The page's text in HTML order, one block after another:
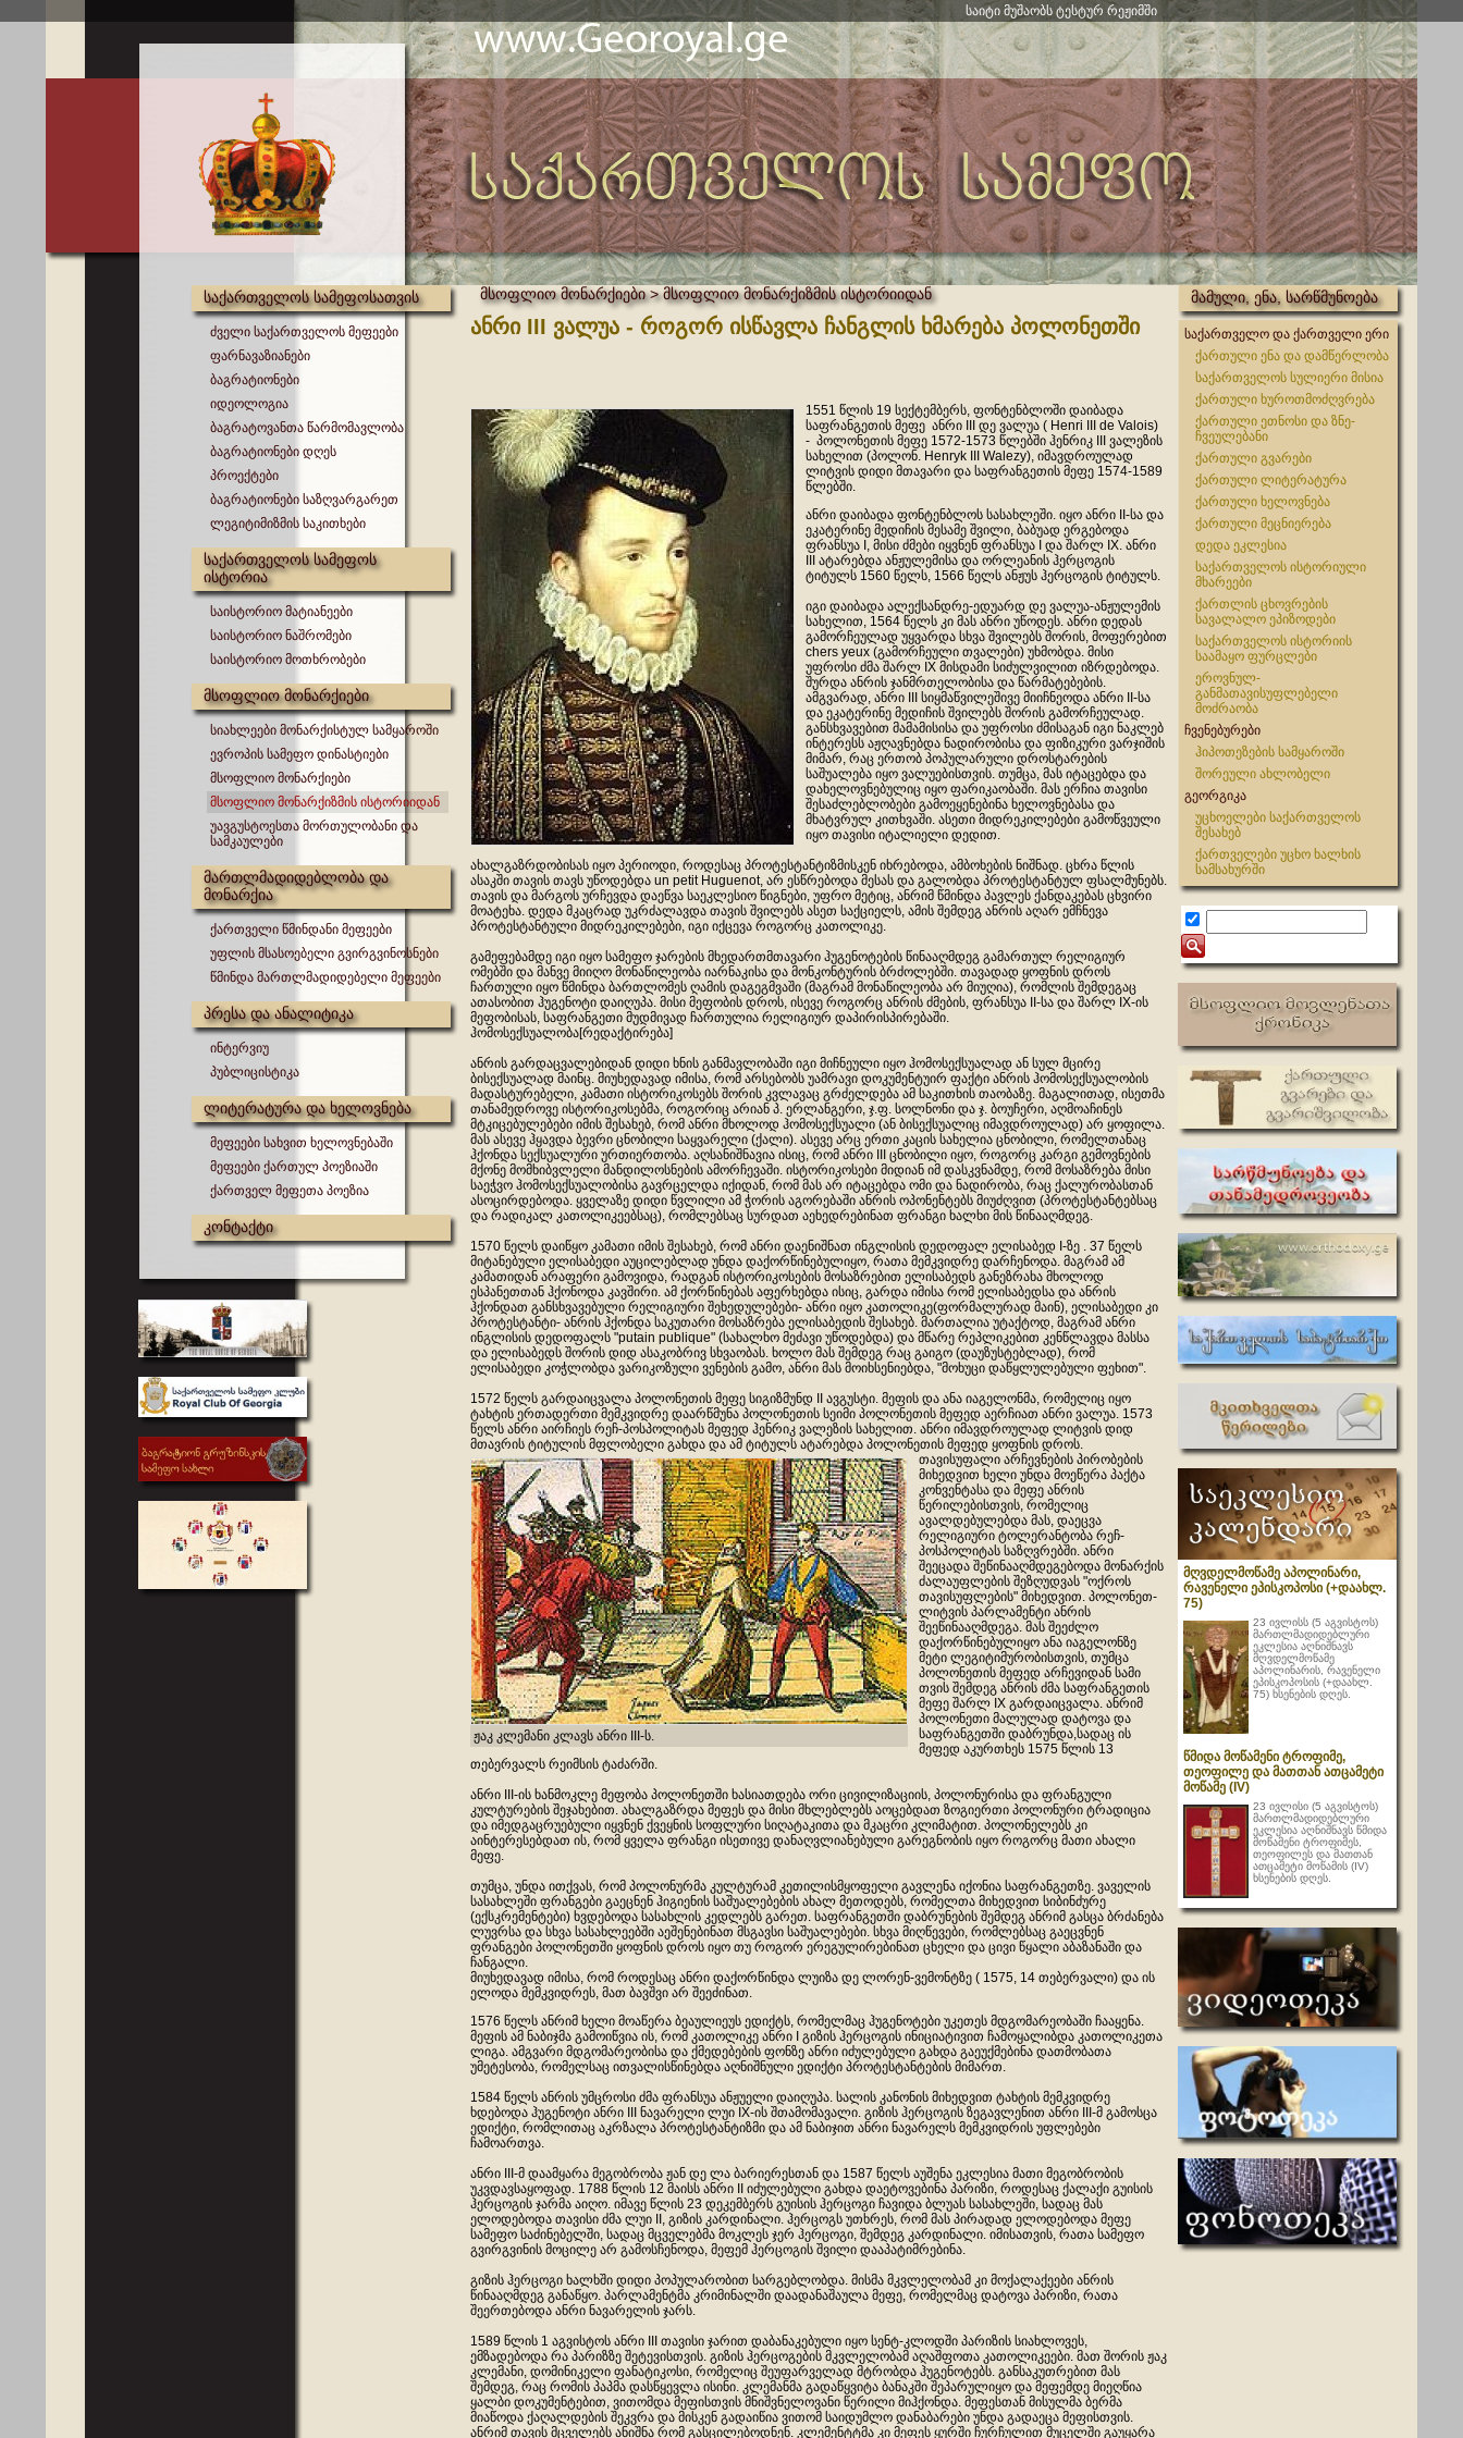
საიტი მუშაობს ტესტურ რეჟიმში
საქართველოს სამეფოსათვის
ძველი საქართველოს მეფეები
ფარნავაზიანები
ბაგრატიონები
იდეოლოგია
ბაგრატოვანთა წარმომავლობა
ბაგრატიონები დღეს
პროექტები
ბაგრატიონები საზღვარგარეთ
ლეგიტიმიზმის საკითხები
საქართველოს სამეფოს
ისტორია
საისტორიო მატიანეები
საისტორიო ნაშრომები
საისტორიო მოთხრობები
მსოფლიო მონარქიები
სიახლეები მონარქისტულ სამყაროში
ევროპის სამეფო დინასტიები
მსოფლიო მონარქიები
მსოფლიო მონარქიზმის ისტორიიდან
უავგუსტოესთა მორთულობანი და
სამკაულები
მართლმადიდებლობა და
მონარქია
ქართველი წმინდანი მეფეები
უფლის მსასოებელი გვირგვინოსნები
წმინდა მართლმადიდებელი მეფეები
პრესა და ანალიტიკა
ინტერვიუ
პუბლიცისტიკა
ლიტერატურა და ხელოვნება
მეფეები სახვით ხელოვნებაში
მეფეები ქართულ პოეზიაში
ქართველ მეფეთა პოეზია
კონტაქტი
მსოფლიო მონარქიები > მსოფლიო მონარქიზმის ისტორიიდან
ანრი III ვალუა - როგორ ისწავლა ჩანგლის ხმარება პოლონეთში
1551 წლის 19 სექტემბერს, ფონტენბლოში დაიბადა
საფრანგეთის მეფე ანრი III დე ვალუა ( Henri III de Valois)
- პოლონეთის მეფე 1572-1573 წლებში ჰენრიკ III ვალეზის
სახელით (პოლონ. Henryk III Walezy), იმავდროულად
ლიტვის დიდი მთავარი და საფრანგეთის მეფე 1574-1589
წლებში.
ანრი დაიბადა ფონტენბლოს სასახლეში. იყო ანრი II-სა და
ეკატერინე მედიჩის მესამე შვილი, ბაბუად ერგებოდა
ფრანსუა I, მისი ძმები იყვნენ ფრანსუა I და შარლ IX. ანრი
III ატარებდა ანჟულემისა და ორლეანის ჰერცოგის
ტიტულს 1560 წელს, 1566 წელს ანჟუს ჰერცოგის ტიტულს.
იგი დაიბადა ალექსანდრე-ედუარდ დე ვალუა-ანჟულემის
სახელით, 1564 წელს კი მას ანრი უწოდეს. ანრი დედას
გამორჩეულად უყვარდა სხვა შვილებს შორის, მოფერებით
chers yeux (გამორჩეული თვალები) უხმობდა. მისი
უფროსი ძმა შარლ IX მისდამი სიძულვილით იზრდებოდა.
შურდა ანრის ჯანმრთელობისა და წარმატებების.
ამგვარად, ანრი III სიყმაწვილეშივე მიიჩნეოდა ანრი II-სა
და ეკატერინე მედიჩის შვილებს შორის გამორჩეულად.
განსხვავებით მამამისისა და უფროსი ძმისაგან იგი ნაკლებ
ინტერესს აჟღავნებდა ნადირობისა და ფიზიკური ვარჯიშის
მიმარ, რაც ერთობ პოპულარული დროსტარების
საშუალება იყო ვალუებისთვის. თუმცა, მას იტაცებდა და
დახელოვნებულიც იყო ფარიკაობაში. მას ერჩია თავისი
შესაძლებლობები გამოეყენებინა ხელოვნებასა და
მხატვრულ კითხვაში. ასეთი მიდრეკილებები გამოწვეული
იყო თავისი იტალიელი დედით.
ახალგაზრდობისას იყო პერიოდი, როდესაც პროტესტანტიზმისკენ იხრებოდა, ამბოხების ნიშნად. ცხრა წლის
ასაკში თავის თავს უწოდებდა un petit Huguenot, არ ესწრებოდა მესას და გალობდა პროტესტანტულ ფსალმუნებს.
თავის და მარგოს ურჩევდა დაეწვა საეკლესიო წიგნები, უფრო მეტიც, ანრიმ წმინდა პავლეს ქანდაკებას ცხვირი
მოატეხა. დედა მკაცრად უკრძალავდა თავის შვილებს ასეთ საქციელს, ამის შემდეგ ანრის აღარ ემჩნევა
პროტესტანტული მიდრეკილებები, იგი იქცევა როგორც კათოლიკე.
გამეფებამდე იგი იყო სამეფო ჯარების მხედართმთავარი ჰუგენოტების წინააღმდეგ გამართულ რელიგიურ
ომებში და მანვე მიიღო მონაწილეობა იარნაკისა და მონკონტურის ბრძოლებში. თავადად ყოფნის დროს
ჩართული იყო წმინდა ბართლომეს ღამის დაგეგმვაში (მაგრამ მონაწილეობა არ მიუღია), რომლის შემდეგაც
ათასობით ჰუგენოტი დაიღუპა. მისი მეფობის დროს, ისევე როგორც ანრის ძმების, ფრანსუა II-სა და შარლ IX-ის
მეფობისას, საფრანგეთი მუდმივად ჩართულია რელიგიურ დაპირისპირებაში.
ჰომოსექსუალობა[რედაქტირება]
ანრის გარდაცვალებიდან დიდი ხნის განმავლობაში იგი მიჩნეული იყო ჰომოსექსუალად ან სულ მცირე
ბისექსუალად მაინც. მიუხედავად იმისა, რომ არსებობს უამრავი დოკუმენტუირ ფაქტი ანრის ჰომოსექსუალობის
მადასტურებელი, კამათი ისტორიკოსებს შორის კვლავაც გრძელდება ამ საკითხის თაობაზე. მაგალითად, ისეთმა
თანამედროვე ისტორიკოსებმა, როგორიც არიან პ. ერლანგერი, ჯ.ფ. სოლნონი და ჯ. ბოუჩერი, აღმოაჩინეს
მტკიცებულებები იმის შესახებ, რომ ანრი მხოლოდ ჰომოსექსუალი (ან ბისექსუალიც იმავდროულად) არ ყოფილა.
მას ასევე ჰყავდა ბევრი ცნობილი საყვარელი (ქალი). ასევე არც ერთი კაცის სახელია ცნობილი, რომელთანაც
ჰქონდა სექსუალური ურთიერთობა. აღსანიშნავია ისიც, რომ ანრი III ცნობილი იყო, როგორც კარგი გემოვნების
მქონე მომხიბვლელი მანდილოსნების ამორჩევაში. ისტორიკოსები მიდიან იმ დასკვნამდე, რომ მოსაზრება მისი
საეჭვო ჰომოსექსუალობისა გავრცელდა იქიდან, რომ მას არ იტაცებდა ომი და ნადირობა, რაც ქალურობასთან
ასოცირდებოდა. ყველაზე დიდი წვლილი ამ ჭორის აგორებაში ანრის ოპონენტებს მიუძღვით (პროტესტანტებსაც
და რადიკალ კათოლიკეებსაც), რომლებსაც სურდათ აეხედრებინათ ფრანგი ხალხი მის წინააღმდეგ.
1570 წელს დაიწყო კამათი იმის შესახებ, რომ ანრი დაენიშნათ ინგლისის დედოფალ ელისაბედ I-ზე . 37 წელს
მიტანებული ელისაბედი აუცილებლად უნდა დაქორწინებულიყო, რათა მემკვიდრე დარჩენოდა. მაგრამ ამ
კამათიდან არაფერი გამოვიდა, რადგან ისტორიკოსების მოსაზრებით ელისაბედს განეზრახა მხოლოდ
ესპანეთთან ჰქონოდა კავშირი. ამ ქორწინებას აფერხებდა ისიც, გარდა იმისა რომ ელისაბედსა და ანრის
ჰქონდათ განსხვავებული რელიგიური შეხედულებები- ანრი იყო კათოლიკე(ფორმალურად მაინ), ელისაბედი კი
პროტესტანტი- ანრის ჰქონდა საკუთარი მოსაზრება ელისაბედის შესახებ. მართალია უტაქტოდ, მაგრამ ანრი
ინგლისის დედოფალს "putain publique" (სახალხო მეძავი უწოდებდა) და მწარე რეპლიკებით კენწლავდა მასსა
და ელისაბედს შორის დიდ ასაკობრივ სხვაობას. ხოლო მას შემდეგ რაც გაიგო (დაუზუსტებლად), რომ
ელისაბედი კოჭლობდა ვარიკოზული ვენების გამო, ანრი მას მოიხსენიებდა, "მოხუცი დაწყლულებული ფეხით".
1572 წელს გარდაიცვალა პოლონეთის მეფე სიგიზმუნდ II ავგუსტი. მეფის და ანა იაგელონმა, რომელიც იყო
ტახტის ერთადერთი მემკვიდრე დაარწმუნა პოლონეთის სეიმი პოლონეთის მეფედ აერჩიათ ანრი ვალუა. 1573
წელს ანრი აირჩიეს რეჩ-პოსპოლიტას მეფედ ჰენრიკ ვალეზის სახელით. ანრი იმავდროულად ლიტვის დიდ
მთავრის ტიტულის მფლობელი გახდა და ამ ტიტულს ატარებდა პოლონეთის მეფედ
ჟაკ კლემანი კლავს ანრი III-ს.
ყოფნის დროს.
თავისუფალი არჩევნების პირობების
მიხედვით ხელი უნდა მოეწერა პაქტა
კონვენტასა და მეფე ანრის
წერილებისთვის, რომელიც
ავალდებულებდა მას, დაეცვა
რელიგიური ტოლერანტობა რეჩ-
პოსპოლიტას საზღვრებში. ანრი
შეეცადა შეწინააღმდეგებოდა მონარქის
ძალაუფლების შეზღუდვას "ოქროს
თავისუფლების" მიხედვით. პოლონეთ-
ლიტვის პარლამენტი ანრის
შეეწინააღმდეგა. მას შეეძლო
დაქორწინებულიყო ანა იაგელონზე
მეტი ლეგიტიმურობისთვის, თუმცა
პოლონეთის მეფედ არჩევიდან სამი
თვის შემდეგ ანრის ძმა საფრანგეთის
მეფე შარლ IX გარდაიცვალა. ანრიმ
პოლონეთი მალულად დატოვა და
საფრანგეთში დაბრუნდა,სადაც ის
მეფედ აკურთხეს 1575 წლის 13
თებერვალს რეიმსის ტაძარში.
ანრი III-ის ხანმოკლე მეფობა პოლონეთში ხასიათდება ორი ცივილიზაციის, პოლონურისა და ფრანგული
კულტურების შეჯახებით. ახალგაზრდა მეფეს და მისი მხლებლებს აოცებდათ ზოგიერთი პოლონური ტრადიცია
და იმედგაცრუებული იყვნენ ქვეყნის სოფლური სიღატაკითა და მკაცრი კლიმატით. პოლონელებს კი
აინტერესებდათ ის, რომ ყველა ფრანგი ისეთივე დანაღვლიანებული გარეგნობის იყო როგორც მათი ახალი
მეფე.
თუმცა, უნდა ითქვას, რომ პოლონურმა კულტურამ კეთილისმყოფელი გავლენა იქონია საფრანგეთზე. ვაველის
სასახლეში ფრანგები გაეცნენ ჰიგიენის საშუალებების ახალ მეთოდებს, რომელთა მიხედვით სიბინძურე
(ექსკრემენტები) ხვდებოდა სასახლის კედლებს გარეთ. საფრანგეთში დაბრუნების შემდეგ ანრიმ გასცა ბრძანება
ლუვრსა და სხვა სასახლეებში აეშენებინათ მსგავსი საშუალებები. სხვა მიღწევები, რომლებსაც გაეცვნენ
ფრანგები პოლონეთში ყოფნის დროს იყო თუ როგორ ერეგულირებინათ ცხელი და ცივი წყალი აბაზანაში და
ჩანგალი.
მიუხედავად იმისა, რომ როდესაც ანრი დაქორწინდა ლუიზა დე ლორენ-ვემონტზე ( 1575, 14 თებერვალი) და ის
ელოდა მემკვიდრეს, მათ ბავშვი არ შეეძინათ.
1576 წელს ანრიმ ხელი მოაწერა ბეაულიეუს ედიქტს, რომელმაც ჰუგენოტები უკეთეს მდგომარეობაში ჩააყენა.
მეფის ამ ნაბიჯმა გამოიწვია ის, რომ კათოლიკე ანრი I გიზის ჰერცოგის ინიციატივით ჩამოყალიბდა კათოლიკეთა
ლიგა. ამგვარი მდგომარეობისა და ქმედებების ფონზე ანრი იძულებული გახდა გაეუქმებინა დათმობათა
უმეტესობა, რომელსაც ითვალისწინებდა აღნიშნული ედიქტი პროტესტანტების მიმართ.
1584 წელს ანრის უმცროსი ძმა ფრანსუა ანჟუელი დაიღუპა. სალის კანონის მიხედვით ტახტის მემკვიდრე
ხდებოდა ჰუგენოტი ანრი III ნავარელი ლუი IX-ის შთამომავალი. გიზის ჰერცოგის ზეგავლენით ანრი III-მ გამოსცა
ედიქტი, რომლითაც აკრზალა პროტესტანტიზმი და ამ ნაბიჯით ანრი ნავარელს მემკვიდრის უფლებები
ჩამოართვა.
ანრი III-მ დაამყარა მეგობრობა ჟან დე ლა ბარიერესთან და 1587 წელს აუშენა ეკლესია მათი მეგობრობის
უკვდავსაყოფად. 1788 წლის 12 მაისს ანრი II იძულებული გახდა დაეტოვებინა პარიზი, როდესაც ქალაქი გუისის
ჰერცოგის ჯარმა აიღო. იმავე წლის 23 დეკემბერს გუისის ჰერცოგი ჩავიდა ბლუას სასახლეში, სადაც მას
ელოდებოდა თავისი ძმა ლუი II, გიზის კარდინალი. ჰერცოგს უთხრეს, რომ მას პირადად ელოდებოდა მეფე
სამეფო საძინებელში, სადაც მცველებმა მოკლეს ჯერ ჰერცოგი, შემდეგ კარდინალი. იმისათვის, რათა სამეფო
გვირგვინის მოცილე არ გამოსჩენოდა, მეფემ ჰერცოგის შვილი დააპატიმრებინა.
გიზის ჰერცოგი ხალხში დიდი პოპულარობით სარგებლობდა. მისმა მკვლელობამ კი მოქალაქეები ანრის
წინააღმდეგ განაწყო. პარლამენტმა კრიმინალში დაადანაშაულა მეფე, რომელმაც დატოვა პარიზი, რათა
შეერთებოდა ანრი ნავარელის ჯარს.
1589 წლის 1 აგვისტოს ანრი III თავისი ჯარით დაბანაკებული იყო სენტ-კლოდში პარიზის სიახლოვეს,
ემზადებოდა რა პარიზზე შეტევისთვის. გიზის ჰერცოგების მკვლელობამ აღაშფოთა კათოლიკეები. მათ შორის ჟაკ
კლემანი, დომინიკელი ფანატიკოსი, რომელიც შეუფარველად მტრობდა ჰუგენოტებს. განსაკუთრებით მას
შემდეგ, რაც რომის პაპმა დასწყევლა ისინი. კლემანმა გადაწყვიტა ბანაკში შეპარულიყო და მეფემდე მიეღწია
ყალბი დოკუმენტებით, ვითომდა მეფისთვის მნიშვნელოვანი წერილი მიჰქონდა. მეფესთან მისულმა ბერმა
მიაწოდა ქაღალდების შეკვრა და მისკენ გადაიწია ვითომ საიდუმლო დანაბარები უნდა გადაეცა მეფისთვის.
ანრიმ თავის მცველებს ანიშნა რომ გასცილებოდნენ. კლემენტტმა კი მეფეს ყურში ჩურჩულით მუცელში გაუყარა
მამული, ენა, სარწმუნოება
საქართველო და ქართველი ერი
ქართული ენა და დამწერლობა
საქართველოს სულიერი მისია
ქართული ხუროთმოძღვრება
ქართული ეთნოსი და ზნე-
ჩვეულებანი
ქართული გვარები
ქართული ლიტერატურა
ქართული ხელოვნება
ქართული მეცნიერება
დედა ეკლესია
საქართველოს ისტორიული
მხარეები
ქართლის ცხოვრების
სავალალო ეპიზოდები
საქართველოს ისტორიის
საამაყო ფურცლები
ეროვნულ-
განმათავისუფლებელი
მოძრაობა
ჩვენებურები
ჰიპოთეზების სამყაროში
შორეული ახლობელი
გეორგიკა
უცხოელები საქართველოს
შესახებ
ქართველები უცხო ხალხის
სამსახურში
მღვდელმოწამე აპოლინარი,
რავენელი ეპისკოპოსი (+დაახლ.
75)
23 ივლისს (5 აგვისტოს)
მართლმადიდებლური
ეკლესია აღნიშნავს
მღვდელმოწამე
აპოლინარის, რავენელი
ეპისკოპოსის (+დაახლ.
75) ხსენების დღეს.
წმიდა მოწამენი ტროფიმე,
თეოფილე და მათთან ათცამეტი
მოწამე (IV)
23 ივლისი (5 აგვისტოს)
მართლმადიდებლური
ეკლესია აღნიშნავს წმიდა
მოწამენი ტროფიმეს,
თეოფილეს და მათთან
ათცამეტი მოწამის (IV)
ხსენების დღეს.